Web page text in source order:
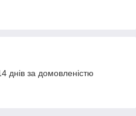
днів за домовленістю